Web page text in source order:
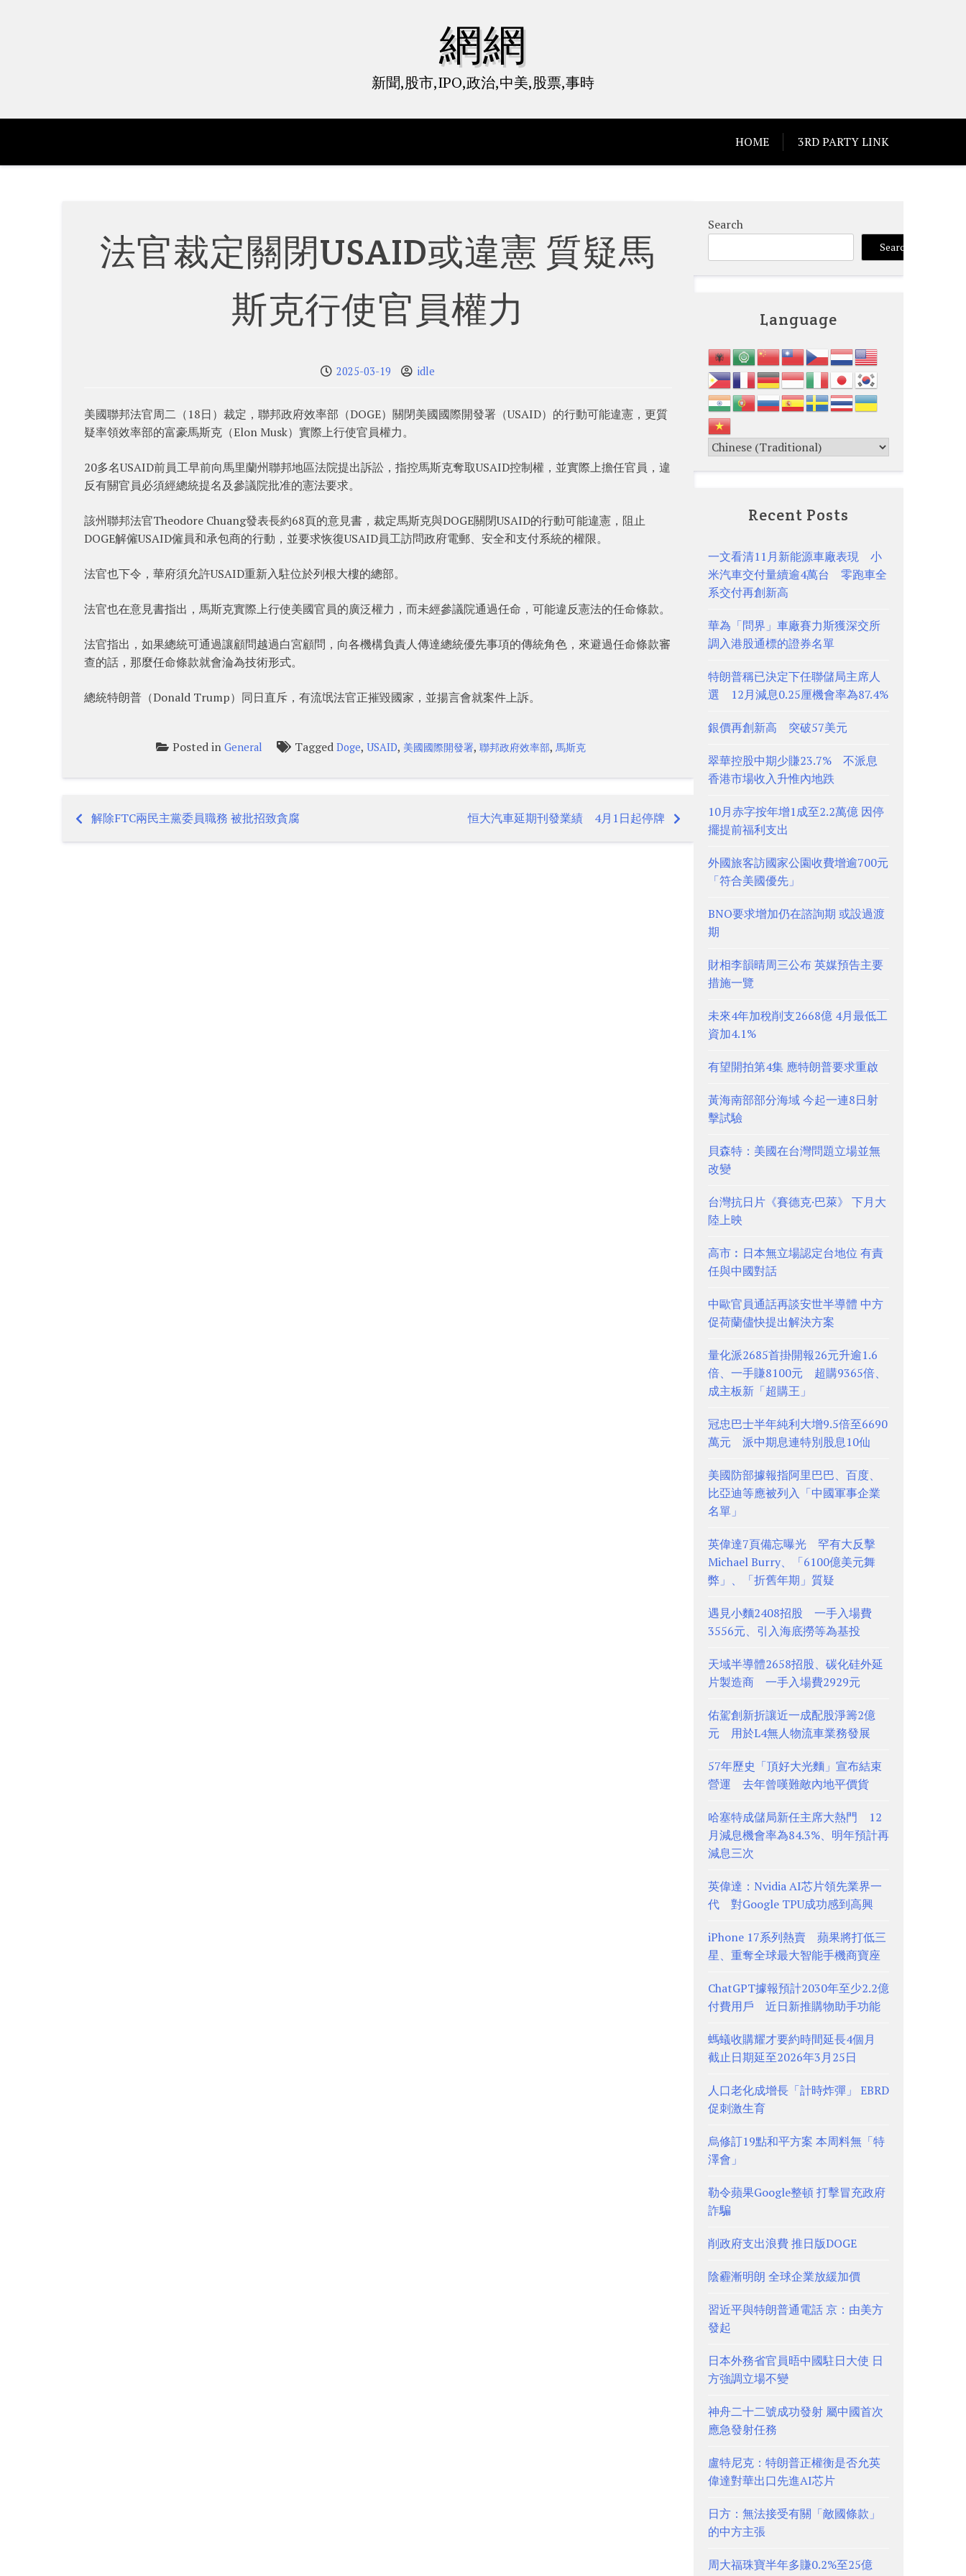
網網
新聞,股市,IPO,政治,中美,股票,事時
HOME 3RD PARTY LINK
法官裁定關閉USAID或違憲 質疑馬
斯克行使官員權力
2025-03-19 idle
美國聯邦法官周二（18日）裁定，聯邦政府效率部（DOGE）關閉美國國際開發署（USAID）的行動可能違憲，更質
疑率領效率部的富豪馬斯克（Elon Musk）實際上行使官員權力。
20多名USAID前員工早前向馬里蘭州聯邦地區法院提出訴訟，指控馬斯克奪取USAID控制權，並實際上擔任官員，違
反有關官員必須經總統提名及參議院批准的憲法要求。
該州聯邦法官Theodore Chuang發表長約68頁的意見書，裁定馬斯克與DOGE關閉USAID的行動可能違憲，阻止
DOGE解僱USAID僱員和承包商的行動，並要求恢復USAID員工訪問政府電郵、安全和支付系統的權限。
法官也下令，華府須允許USAID重新入駐位於列根大樓的總部。
法官也在意見書指出，馬斯克實際上行使美國官員的廣泛權力，而未經參議院通過任命，可能違反憲法的任命條款。
法官指出，如果總統可通過讓顧問越過白宮顧問，向各機構負責人傳達總統優先事項的傳統角色，來避過任命條款審
查的話，那麼任命條款就會淪為技術形式。
總統特朗普（Donald Trump）同日直斥，有流氓法官正摧毀國家，並揚言會就案件上訴。
Posted in General Tagged Doge, USAID, 美國國際開發署, 聯邦政府效率部, 馬斯克
Post
解除FTC兩民主黨委員職務 被批招致貪腐 恒大汽車延期刊發業績 4月1日起停牌
Search
Search
Language
Recent Posts
一文看清11月新能源車廠表現 小
米汽車交付量續逾4萬台 零跑車全
系交付再創新高
華為「問界」車廠賽力斯獲深交所
調入港股通標的證券名單
特朗普稱已決定下任聯儲局主席人
選 12月減息0.25厘機會率為87.4%
銀價再創新高 突破57美元
翠華控股中期少賺23.7% 不派息
香港市場收入升惟內地跌
10月赤字按年增1成至2.2萬億 因停
擺提前福利支出
外國旅客訪國家公園收費增逾700元
「符合美國優先」
BNO要求增加仍在諮詢期 或設過渡
期
財相李韻晴周三公布 英媒預告主要
措施一覽
未來4年加稅削支2668億 4月最低工
資加4.1%
有望開拍第4集 應特朗普要求重啟
黃海南部部分海域 今起一連8日射
擊試驗
貝森特：美國在台灣問題立場並無
改變
台灣抗日片《賽德克·巴萊》 下月大
陸上映
高市︰日本無立場認定台地位 有責
任與中國對話
中歐官員通話再談安世半導體 中方
促荷蘭儘快提出解決方案
量化派2685首掛開報26元升逾1.6
倍、一手賺8100元 超購9365倍、
成主板新「超購王」
冠忠巴士半年純利大增9.5倍至6690
萬元 派中期息連特別股息10仙
美國防部據報指阿里巴巴、百度、
比亞迪等應被列入「中國軍事企業
名單」
英偉達7頁備忘曝光 罕有大反擊
Michael Burry、「6100億美元舞
弊」、「折舊年期」質疑
遇見小麵2408招股 一手入場費
3556元、引入海底撈等為基投
天域半導體2658招股、碳化硅外延
片製造商 一手入場費2929元
佑駕創新折讓近一成配股淨籌2億
元 用於L4無人物流車業務發展
57年歷史「頂好大光麵」宣布結束
營運 去年曾嘆難敵內地平價貨
哈塞特成儲局新任主席大熱門 12
月減息機會率為84.3%、明年預計再
減息三次
英偉達：Nvidia AI芯片領先業界一
代 對Google TPU成功感到高興
iPhone 17系列熱賣 蘋果將打低三
星、重奪全球最大智能手機商寶座
ChatGPT據報預計2030年至少2.2億
付費用戶 近日新推購物助手功能
螞蟻收購耀才要約時間延長4個月
截止日期延至2026年3月25日
人口老化成增長「計時炸彈」 EBRD
促刺激生育
烏修訂19點和平方案 本周料無「特
澤會」
勒令蘋果Google整頓 打擊冒充政府
詐騙
削政府支出浪費 推日版DOGE
陰霾漸明朗 全球企業放緩加價
習近平與特朗普通電話 京：由美方
發起
日本外務省官員晤中國駐日大使 日
方強調立場不變
神舟二十二號成功發射 屬中國首次
應急發射任務
盧特尼克：特朗普正權衡是否允英
偉達對華出口先進AI芯片
日方：無法接受有關「敵國條款」
的中方主張
周大福珠寶半年多賺0.2%至25億